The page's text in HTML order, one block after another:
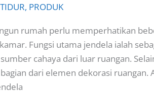
, PRODUK
rumah perlu memperhatikan
Fungsi utama jendela ialah
cahaya dari luar ruangan.
dari elemen dekorasi